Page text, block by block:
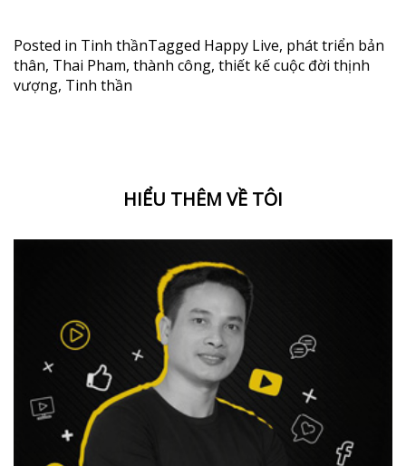
Posted in Tinh thầnTagged Happy Live, phát triển bản
thân, Thai Pham, thành công, thiết kế cuộc đời thịnh
vượng, Tinh thần
HIỂU THÊM VỀ TÔI